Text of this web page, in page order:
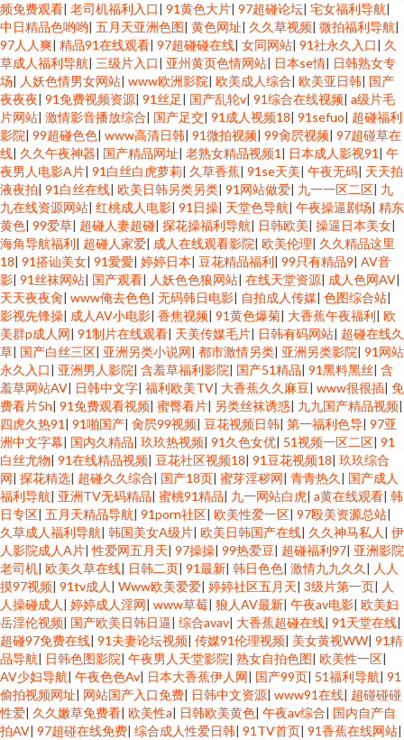
频免费观看| 老司机福利入口| 91黄色大片| 97超碰论坛| 宅女福利导航|
中日精品色哟哟| 五月天亚洲色图| 黄色网址| 久久草视频| 微拍福利导航|
97人人爽| 精品91在线观看| 97超碰碰在线| 女同网站| 91社永久入口| 久
草成人福利导航| 三级片入口| 亚州黄页色情网站| 日本se情| 日韩熟女专
场| 人妖色情男女网站| www欧洲影院| 欧美成人综合| 欧美亚日韩| 国产
夜夜夜| 91免费视频资源| 91丝足| 国产乱轮v| 91综合在线视频| a级片毛
片网站| 激情影音播放综合| 国产足交| 91成人视频18| 91sefuo| 超碰福利
影院| 99超碰色色| www高清日韩| 91微拍视频| 99肏屄视频| 97超碰草在
线| 久久午夜神器| 国产精品网址| 老熟女精品视频1 | 日本成人影视91 | 午
夜男人电影A片| 91白丝白虎萝莉| 久草香蕉| 91se天美| 午夜无码| 天天拍
液夜拍| 91白丝在线| 欧美日韩另类另类| 91网站做爱| 九一一区二区| 九
九在线资源网站| 红桃成人电影| 91日操| 天堂色导航| 午夜操逼剧场| 精东
黄色| 99爱草| 超碰人妻超碰| 探花操福利导航| 日韩欧美| 操逼日本美女|
海角导航福利| 超碰人家爱| 成人在线观看影院| 欧美伦理| 久久精品这里
18| 91搭讪美女| 91愛愛| 婷婷日本| 豆花精品福利| 99只有精品9| AV音
影| 91丝袜网站| 国产观看| 人妖色色狼网站| 在线天堂资源| 成人色网AV|
天天夜夜肏| www俺去色色| 无码韩日电影| 自拍成人传媒| 色图综合站|
影视先锋操| 成人AV小电影| 香焦视频| 91黄色爆菊| 大香蕉午夜福利| 欧
美群p成人网| 91制片在线观看| 天美传媒毛片| 日韩有码网站| 超碰在线久
草| 国产白丝三区| 亚洲另类小说网| 都市激情另类| 亚洲另类影院| 91网站
永久入口| 亚洲男人影院| 含羞草福利影院| 国产51精品| 91黑料黑丝| 含
羞草网站AV| 日韩中文字| 福利欧美TV| 大香蕉久久麻豆| www很很插| 免
费看片5h| 91免费观看视频| 蜜臀看片| 另类丝袜诱惑| 九九国产精品视频|
四虎久热91 | 91啪国产| 肏屄99视频| 豆花视频日韩| 第一福利色导| 97亚
洲中文字幕| 国内久精品| 玖玖热视频| 91久色女优| 51视频一区二区| 91
白丝尤物| 91在线精品视频| 豆花社区视频18| 91豆花视频18| 玖玖综合
网| 探花精选| 超碰久久综合| 国产18页| 蜜芽淫秽网| 青青热久 | 国产成人
福利导航| 亚洲TV无码精品| 蜜桃91精品| 九一网站白虎| a黄在线观看| 韩
日专区| 五月天精品导航| 91porn社区| 欧美性爱一区| 97殴美资源总站|
久草成人福利导航| 韩国美女A级片| 欧美日韩国产在线| 久久神马私人 | 伊
人影院成人A片|性爱网五月天| 97操操| 99热爱豆| 超碰福利97| 亚洲影院
老司机| 欧美久草在线| 日韩二页| 91最新| 韩日色色| 激情九九久久 | 人人
摸97视频| 91tv成人 | Www欧美爱爱| 婷婷社区五月天| 3级片第一页| 人
人操碰成人 | 婷婷成人淫网| www草莓| 狼人AV最新| 午夜av电影| 欧美妇
岳淫伦视频| 国产欧美日韩日逼| 综合avav| 大香蕉超碰在线| 91天堂在线|
超碰97免费在线| 91夫妻论坛视频| 传媒91伦理视频| 美女黄视WW| 91精
品导航| 日韩色图影院| 午夜男人天堂影院| 熟女自拍色图| 欧美性一区|
AV少妇导航| 午夜色色Av| 日本大香蕉伊人网| 国产99页| 51福利导航| 91
偷拍视频网址| 网站国产入口免费| 日韩中文资源| www91在线| 超碰碰碰
性爱| 久久嫩草免费看| 欧美性a| 日韩欧美黄色| 午夜av综合| 国内自产自
拍AV| 97超碰在线免费| 综合成人性爱日韩| 91TV首页| 91香蕉在线网站|